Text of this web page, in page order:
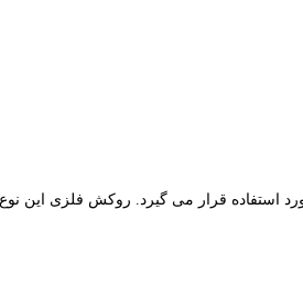
مورد استفاده قرار می گیرد. روکش فلزی